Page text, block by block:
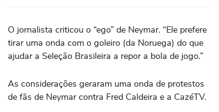
O jornalista criticou o “ego” de Neymar. “Ele prefere
tirar uma onda com o goleiro (da Noruega) do que
ajudar a Seleção Brasileira a repor a bola de jogo.”
As considerações geraram uma onda de protestos
de fãs de Neymar contra Fred Caldeira e a CazéTV.